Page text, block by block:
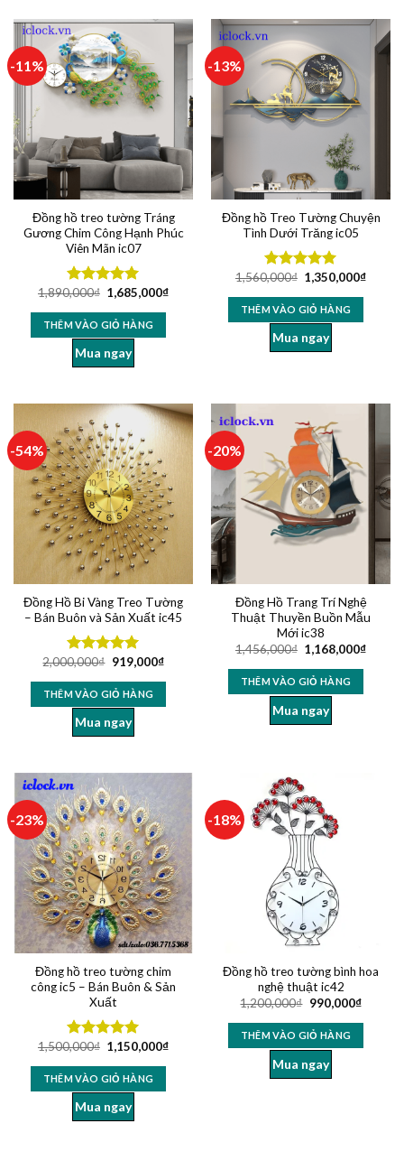
-11%
Đồng hồ treo tường Tráng
Gương Chim Công Hạnh Phúc
Viên Mãn ic07
Được xếp
5 sao
1,890,000₫ 1,685,000₫
THÊM VÀO GIỎ HÀNG
Mua ngay
-13%
Đồng hồ Treo Tường Chuyện
Tình Dưới Trăng ic05
Được xếp
5 sao
1,560,000₫ 1,350,000₫
THÊM VÀO GIỎ HÀNG
Mua ngay
-54%
Đồng Hồ Bi Vàng Treo Tường
– Bán Buôn và Sản Xuất ic45
Được xếp
5 sao
2,000,000₫ 919,000₫
THÊM VÀO GIỎ HÀNG
Mua ngay
-20%
Đồng Hồ Trang Trí Nghệ
Thuật Thuyền Buồn Mẫu
Mới ic38
1,456,000₫ 1,168,000₫
THÊM VÀO GIỎ HÀNG
Mua ngay
-23%
Đồng hồ treo tường chim
công ic5 – Bán Buôn & Sản
Xuất
Được xếp
5 sao
1,500,000₫ 1,150,000₫
THÊM VÀO GIỎ HÀNG
Mua ngay
-18%
Đồng hồ treo tường bình hoa
nghệ thuật ic42
1,200,000₫ 990,000₫
THÊM VÀO GIỎ HÀNG
Mua ngay